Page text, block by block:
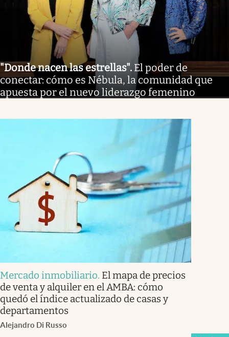
"Donde nacen las estrellas". El poder de
conectar: cómo es Nébula, la comunidad que
apuesta por el nuevo liderazgo femenino
Mercado inmobiliario. El mapa de precios
de venta y alquiler en el AMBA: cómo
quedó el índice actualizado de casas y
departamentos
Alejandro Di Russo